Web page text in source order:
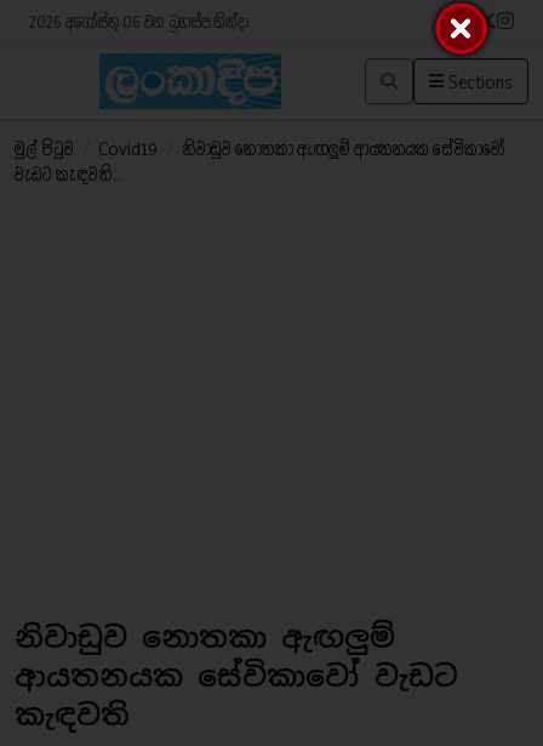
2026 අගෝස්තු 06 වන බ්‍රහස්පතින්දා
Sections
මුල් පිටුව Covid19
නිවාඩුව නොතකා ඇඟලුම් ආයතනයක සේවිකාවෝ
වැඩට කැඳවති..
නිවාඩුව නොතකා ඇඟලුම්
ආයතනයක සේවිකාවෝ වැඩට
කැඳවති